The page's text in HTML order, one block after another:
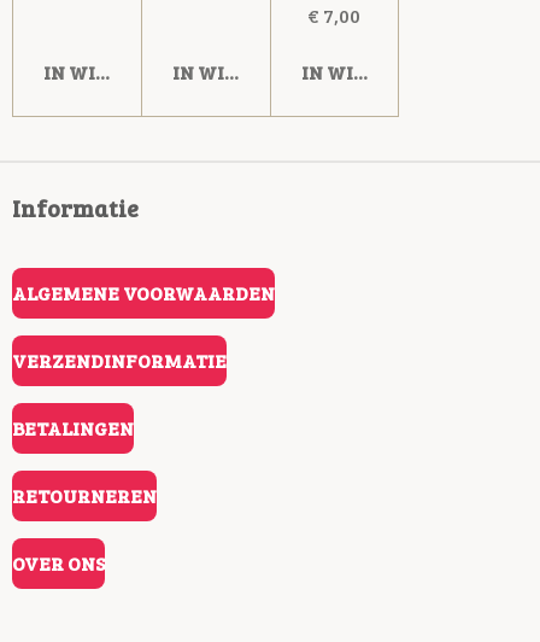
IN WINKELWAGENIN WINKELWAGEN
€ 7,00
IN WINKELWAGEN
Informatie
ALGEMENE VOORWAARDEN
VERZENDINFORMATIE
BETALINGEN
RETOURNEREN
OVER ONS